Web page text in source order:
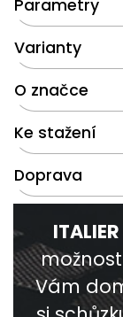
Parametry
Varianty
O značce
Ke stažení
Doprava
ITALIER
Vám